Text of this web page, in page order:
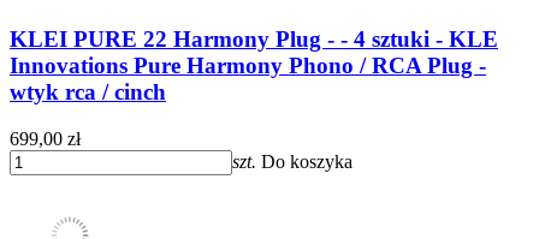
KLEI PURE 22 Harmony Plug - - 4 sztuki - KLE
Innovations Pure Harmony Phono / RCA Plug -
wtyk rca / cinch
699,00 zł
szt. Do koszyka